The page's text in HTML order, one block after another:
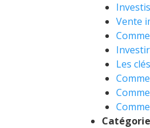
Vente
Les